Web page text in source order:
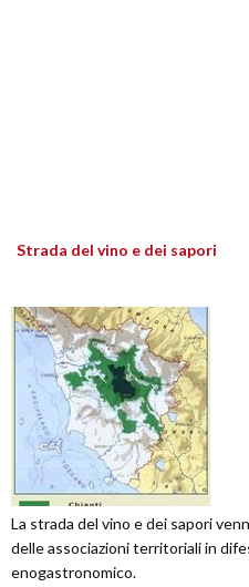
Strada del vino e dei sapori
La strada del vino e dei sapori
delle associazioni territoriali in
enogastronomico.